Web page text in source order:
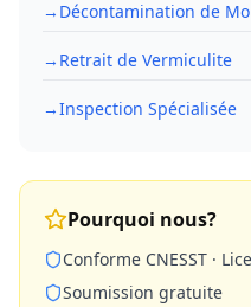
→ Décontamination de
→ Retrait de Vermiculite
→Inspection Spécialisée
Pourquoi nous?
Conforme CNESST ·
Soumission gratuite